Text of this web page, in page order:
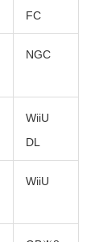
FC
NGC
WiiU
DL
WiiU